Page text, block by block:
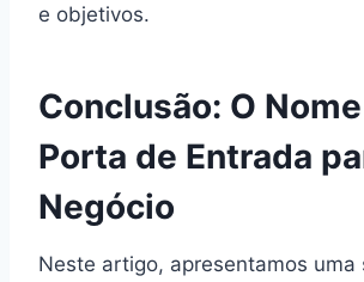
e objetivos.
Conclusão: O
Porta de Entrada
Negócio
Neste artigo, apresentamos uma